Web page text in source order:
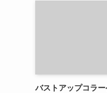
バストアップコラ